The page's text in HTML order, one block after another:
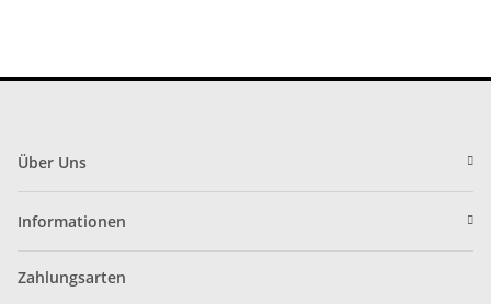
Über Uns
Informationen
Zahlungsarten